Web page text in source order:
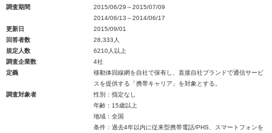
調査期間
2015/06/29～2015/07/09
2014/06/13～2014/06/17
更新日
2015/09/01
回答者数
28,333人
規定人数
6210人以上
調査企業数
4社
定義
移動体回線網を自社で保有し、直接自社ブランドで通信サービ
スを提供する「携帯キャリア」を対象とする。
調査対象者
性別：指定なし
年齢：15歳以上
地域：全国
条件：過去4年以内に従来型携帯電話/PHS、スマートフォンを